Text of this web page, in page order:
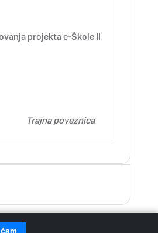
projekta e-Škole II
Trajna poveznica